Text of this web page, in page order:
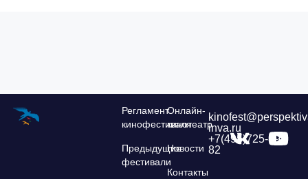
Регламент
кинофестиваля
Предыдущие
фестивали
Онлайн-
кинотеатр
Новости
Контакты
inva.ru
+7(495)725-39-
82